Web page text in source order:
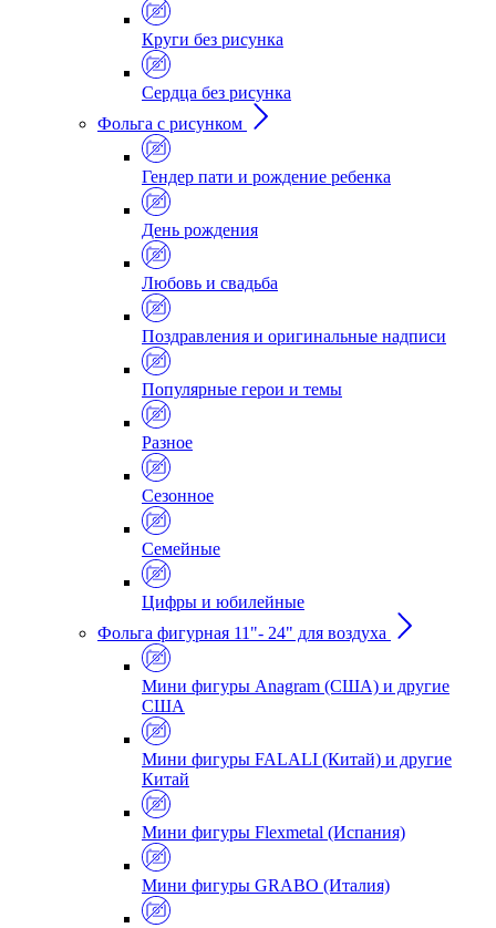
Круги без рисунка
Сердца без рисунка
Фольга с рисунком
Гендер пати и рождение ребенка
День рождения
Любовь и свадьба
Поздравления и оригинальные надписи
Популярные герои и темы
Разное
Сезонное
Семейные
Цифры и юбилейные
Фольга фигурная 11"- 24" для воздуха
Мини фигуры Anagram (США) и другие
США
Мини фигуры FALALI (Китай) и другие
Китай
Мини фигуры Flexmetal (Испания)
Мини фигуры GRABO (Италия)